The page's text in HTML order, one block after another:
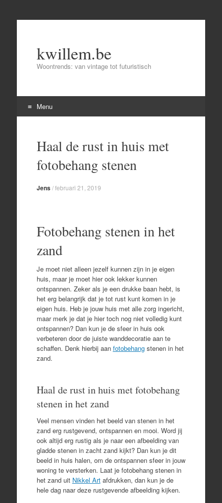
kwillem.be
Woontrends: van vintage tot futuristisch
Menu
contentHaal de rust in huis met
fotobehang stenen
Jens/februari 21, 2019
Fotobehang stenen in het
zand
Je moet niet alleen jezelf kunnen zijn in je eigen
huis, maar je moet hier ook lekker kunnen
ontspannen. Zeker als je een drukke baan hebt, is
het erg belangrijk dat je tot rust kunt komen in je
eigen huis. Heb je jouw huis met alle zorg ingericht,
maar merk je dat je hier toch nog niet volledig kunt
ontspannen? Dan kun je de sfeer in huis ook
verbeteren door de juiste wanddecoratie aan te
schaffen. Denk hierbij aan fotobehangstenen in het
zand.
Haal de rust in huis met fotobehang
stenen in het zand
Veel mensen vinden het beeld van stenen in het
zand erg rustgevend, ontspannen en mooi. Word jij
ook altijd erg rustig als je naar een afbeelding van
gladde stenen in zacht zand kijkt? Dan kun je dit
beeld in huis halen, om de ontspannen sfeer in jouw
woning te versterken. Laat je fotobehang stenen in
het zand uit Nikkel Artafdrukken, dan kun je de
hele dag naar deze rustgevende afbeelding kijken.